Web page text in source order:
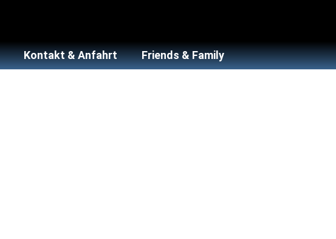
Kontakt & Anfahrt Friends & Family